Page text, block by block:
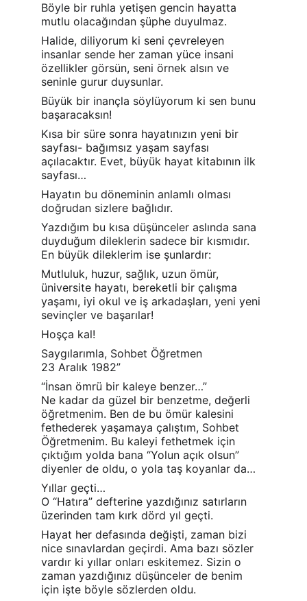
Böyle bir ruhla yetişen gencin hayatta
mutlu olacağından şüphe duyulmaz.
Halide, diliyorum ki seni çevreleyen
insanlar sende her zaman yüce insani
özellikler görsün, seni örnek alsın ve
seninle gurur duysunlar.
Büyük bir inançla söylüyorum ki sen bunu
başaracaksın!
Kısa bir süre sonra hayatınızın yeni bir
sayfası- bağımsız yaşam sayfası
açılacaktır. Evet, büyük hayat kitabının ilk
sayfası…
Hayatın bu döneminin anlamlı olması
doğrudan sizlere bağlıdır.
Yazdığım bu kısa düşünceler aslında sana
duyduğum dileklerin sadece bir kısmıdır.
En büyük dileklerim ise şunlardır:
Mutluluk, huzur, sağlık, uzun ömür,
üniversite hayatı, bereketli bir çalışma
yaşamı, iyi okul ve iş arkadaşları, yeni yeni
sevinçler ve başarılar!
Hoşça kal!
Saygılarımla, Sohbet Öğretmen
23 Aralık 1982”
“İnsan ömrü bir kaleye benzer…”
Ne kadar da güzel bir benzetme, değerli
öğretmenim. Ben de bu ömür kalesini
fethederek yaşamaya çalıştım, Sohbet
Öğretmenim. Bu kaleyi fethetmek için
çıktığım yolda bana “Yolun açık olsun”
diyenler de oldu, o yola taş koyanlar da…
Yıllar geçti…
O “Hatıra” defterine yazdığınız satırların
üzerinden tam kırk dörd yıl geçti.
Hayat her defasında değişti, zaman bizi
nice sınavlardan geçirdi. Ama bazı sözler
vardır ki yıllar onları eskitemez. Sizin o
zaman yazdığınız düşünceler de benim
için işte böyle sözlerden oldu.